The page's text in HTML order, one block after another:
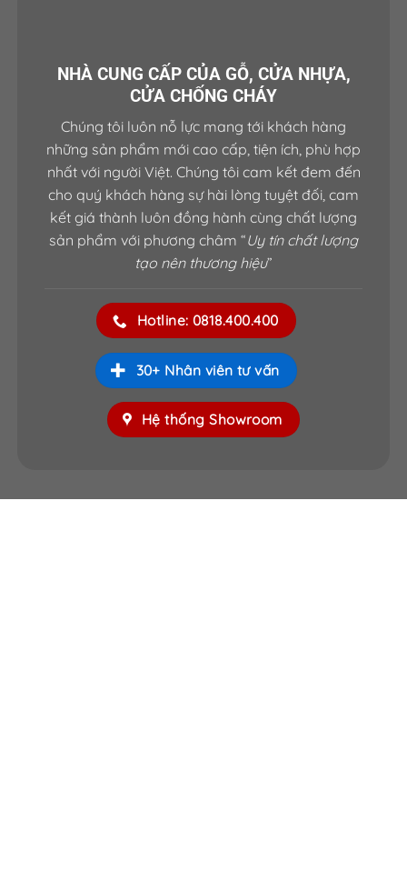
NHÀ CUNG CẤP CỦA GỖ, CỬA NHỰA,
CỬA CHỐNG CHÁY
Chúng tôi luôn nỗ lực mang tới khách hàng
những sản phẩm mới cao cấp, tiện ích, phù hợp
nhất với người Việt. Chúng tôi cam kết đem đến
cho quý khách hàng sự hài lòng tuyệt đối, cam
kết giá thành luôn đồng hành cùng chất lượng
sản phẩm với phương châm “Uy tín chất lượng
tạo nên thương hiệu”
Hotline: 0818.400.400
30+ Nhân viên tư vấn
Hệ thống Showroom